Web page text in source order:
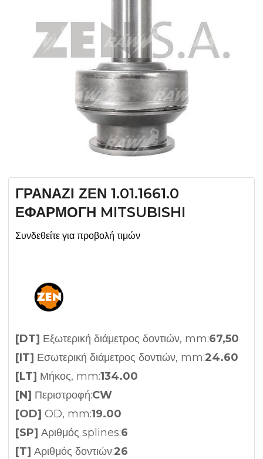
ΓΡΑΝΑΖΙ ΖΕΝ 1.01.1661.0
ΕΦΑΡΜΟΓΗ MITSUBISHI
Συνδεθείτε για προβολή τιμών
[DT] Εξωτερική διάμετρος δοντιών, mm:67,50
[IT] Εσωτερική διάμετρος δοντιών, mm:24.60
[LT] Μήκος, mm:134.00
[N] Περιστροφή:CW
[OD] OD, mm:19.00
[SP] Αριθμός splines:6
[T] Αριθμός δοντιών:26